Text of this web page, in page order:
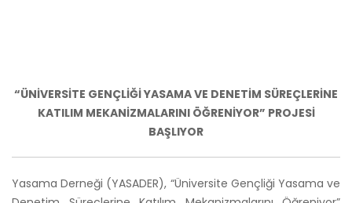
“ÜNİVERSİTE GENÇLİĞİ YASAMA VE DENETİM SÜREÇLERİNE
KATILIM MEKANİZMALARINI ÖĞRENİYOR” PROJESİ
BAŞLIYOR
Yasama Derneği (YASADER), “Üniversite Gençliği Yasama ve